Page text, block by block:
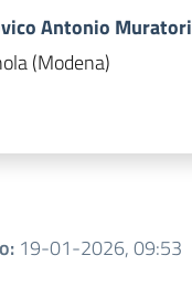
Antonio Muratori
(Modena)
: 19-01-2026, 09:53